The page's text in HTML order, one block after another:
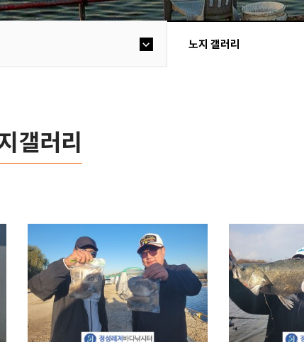
노지 갤러리
갤러리